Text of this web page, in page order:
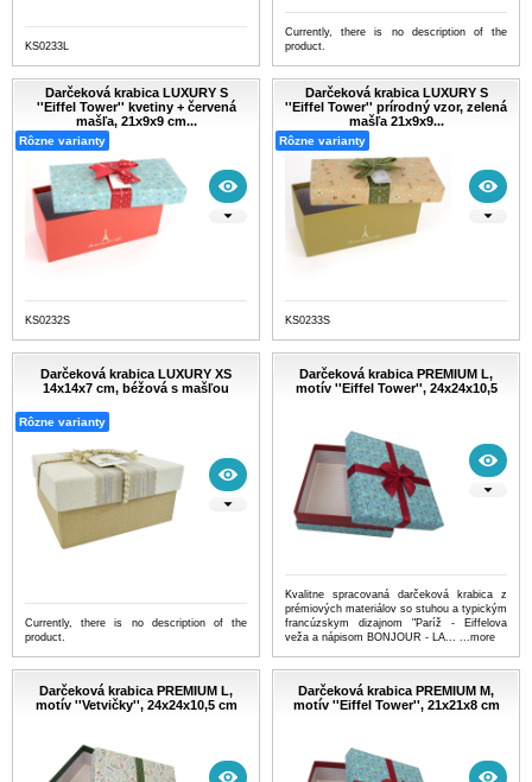
KS0233L
Currently, there is no description of the
product.
Darčeková krabica LUXURY S
''Eiffel Tower'' kvetiny + červená
mašľa, 21x9x9 cm...
Rôzne varianty
KS0232S
Darčeková krabica LUXURY S
''Eiffel Tower'' prírodný vzor, zelená
mašľa 21x9x9...
Rôzne varianty
KS0233S
Darčeková krabica LUXURY XS
14x14x7 cm, béžová s mašľou
Rôzne varianty
Currently, there is no description of the
product.
Darčeková krabica PREMIUM L,
motív ''Eiffel Tower'', 24x24x10,5
Kvalitne spracovaná darčeková krabica z
prémiových materiálov so stuhou a typickým
francúzskym dizajnom "Paríž - Eiffelova
veža a nápisom BONJOUR - LA... ...more
Darčeková krabica PREMIUM L,
motív ''Vetvičky'', 24x24x10,5 cm
Darčeková krabica PREMIUM M,
motív ''Eiffel Tower'', 21x21x8 cm